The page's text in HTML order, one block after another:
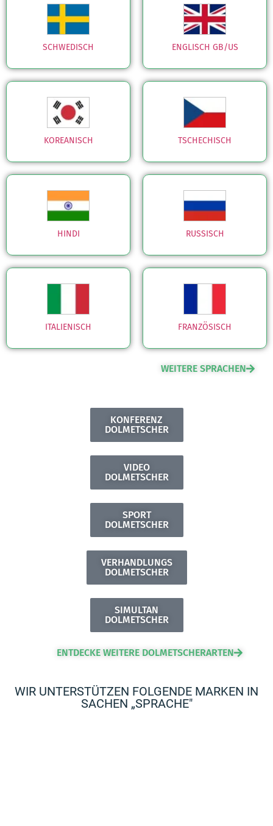
SCHWEDISCH ENGLISCH GB/US
KOREANISCH TSCHECHISCH
HINDI RUSSISCH
ITALIENISCH FRANZÖSISCH
WEITERE SPRACHEN
KONFERENZ
DOLMETSCHER
VIDEO
DOLMETSCHER
SPORT
DOLMETSCHER
VERHANDLUNGS
DOLMETSCHER
SIMULTAN
DOLMETSCHER
ENTDECKE WEITERE DOLMETSCHERARTEN
WIR UNTERSTÜTZEN FOLGENDE MARKEN IN
SACHEN „SPRACHE"